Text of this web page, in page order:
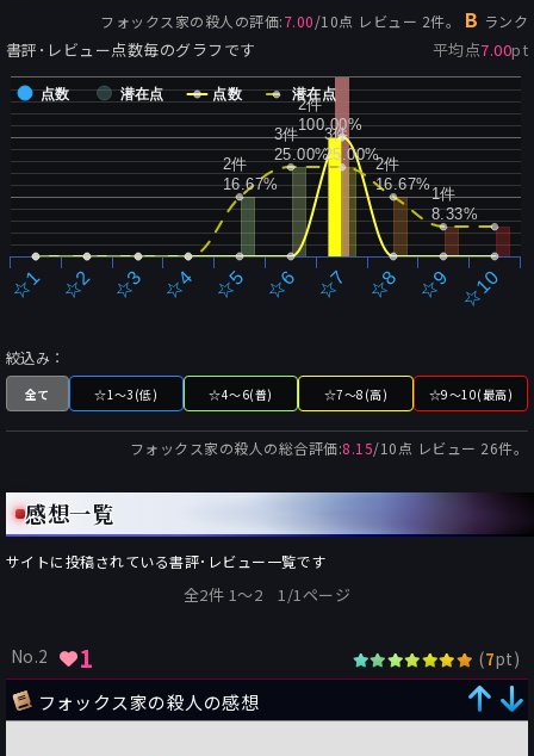
フォックス家の殺人 の評価:7.00/10点 レビュー 2件。 B ランク
書評･レビュー点数毎のグラフです 平均点7.00pt
点数 潜在点 点数 潜在点
☆1 ☆2 ☆3 ☆4 ☆5 ☆6 ☆7 ☆8 ☆9 ☆10
2件
100.00%
2件
16.67%
3件
25.00%
3件
25.00%
2件
16.67%
1件
8.33%
絞込み：
全て ☆1～3(低) ☆4～6(普) ☆7～8(高) ☆9～10(最高)
フォックス家の殺人 の総合評価:8.15/10点 レビュー 26件。
感想一覧
サイトに投稿されている書評･レビュー一覧です
全2件 1〜2 1/1ページ
No.2 1 (7pt)
フォックス家の殺人の感想